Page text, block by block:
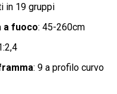
in 19 gruppi
a fuoco: 45-260cm
: 9 a profilo curvo